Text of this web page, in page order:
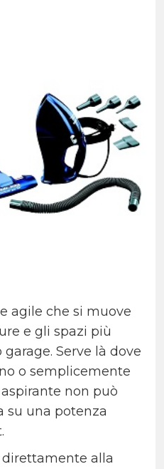
agile che si muove
e gli spazi più
Serve là dove
o semplicemente
non può
su una potenza
alla